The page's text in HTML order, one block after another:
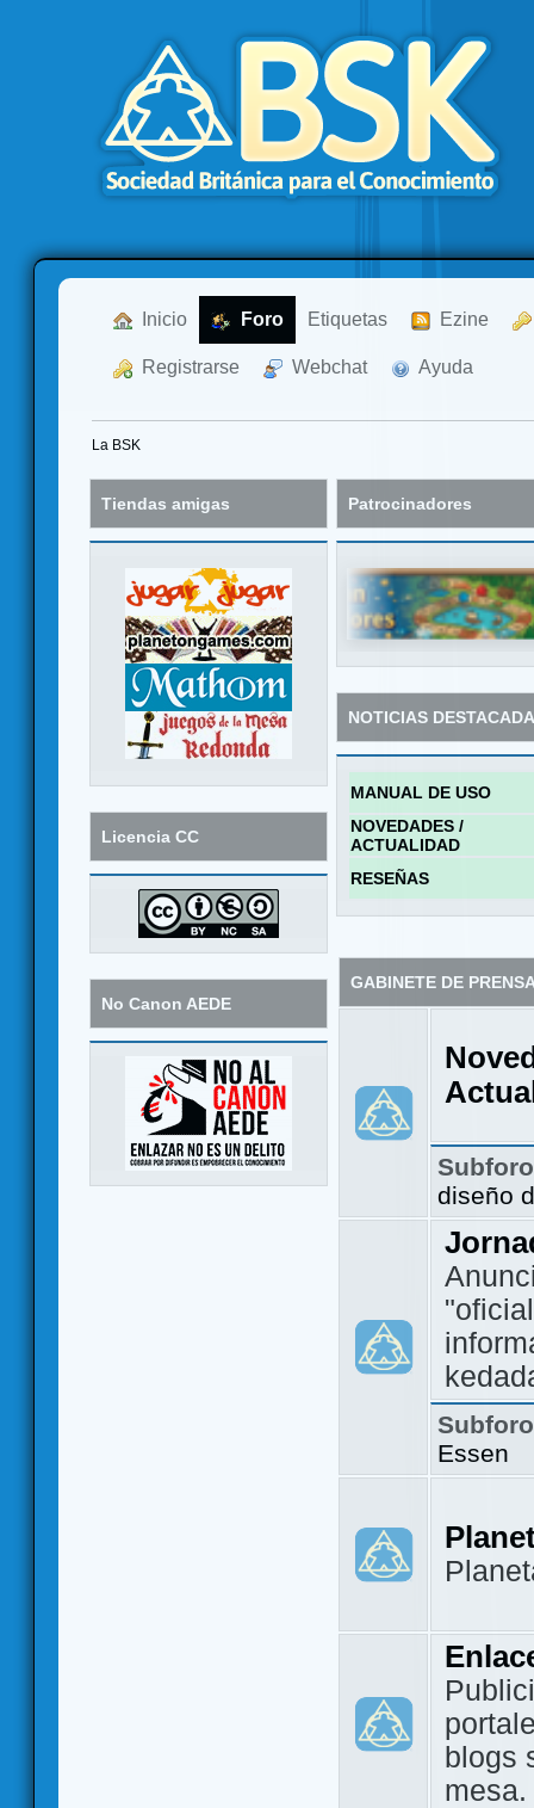
Inicio Foro Etiquetas Ezine
Registrarse Webchat Ayuda
La BSK
Tiendas amigas
Licencia CC
No Canon AEDE
Patrocinadores
NOTICIAS
MANUAL DE USO
NOVEDADES /
ACTUALIDAD
RESEÑAS
GABINETE DE
diseño
Essen
blogs
mesa.